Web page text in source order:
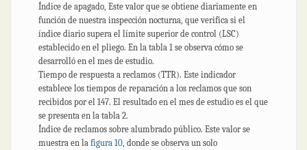
Índice de apagado, Este valor que se obtiene diariamente en
función de nuestra inspección nocturna, que verifica si el
índice diario supera el límite superior de control (LSC)
establecido en el pliego. En la tabla 1 se observa cómo se
desarrolló en el mes de estudio.
Tiempo de respuesta a reclamos (TTR). Este indicador
establece los tiempos de reparación a los reclamos que son
recibidos por el 147. El resultado en el mes de estudio es el que
se presenta en la tabla 2.
Índice de reclamos sobre alumbrado público. Este valor se
muestra en la figura 10 , donde se observa un solo